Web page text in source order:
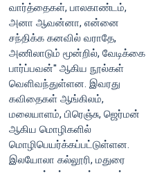
வார்த்தைகள், பாலகாண்டம்,
அனா ஆவன்னா, என்னை
சந்திக்க கனவில் வராதே,
அணிலாடும் மூன்றில், வேடிக்கை
பார்ப்பவன்'' ஆகிய நூல்கள்
வெளிவந்துள்ளன. இவரது
கவிதைகள் ஆங்கிலம்,
மலையாளம், பிரெஞ்சு, ஜெர்மன்
ஆகிய மொழிகளில்
மொழிபெயர்க்கப்பட்டுள்ளன.
இலயோலா கல்லூரி, மதுரை